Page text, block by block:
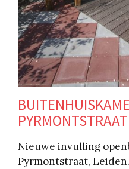
PYRMONTSTRAAT
Nieuwe invulling
Pyrmontstraat,